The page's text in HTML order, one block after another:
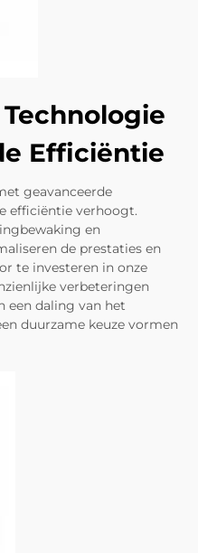
Efficiëntie
geavanceerde
efficiëntie verhoogt.
en
de prestaties en
te investeren in onze
verbeteringen
een daling van het
duurzame keuze vormen